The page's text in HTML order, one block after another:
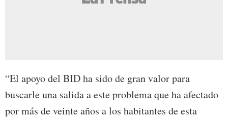
“El apoyo del BID ha sido de gran valor para
buscarle una salida a este problema que ha afectado
por más de veinte años a los habitantes de esta